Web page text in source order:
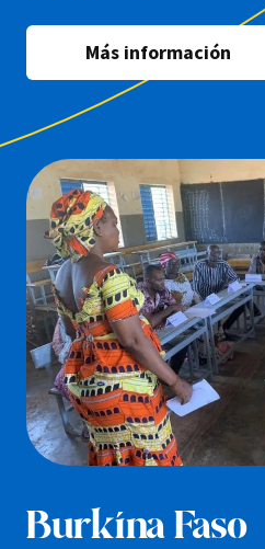
Más información
Burkina Faso